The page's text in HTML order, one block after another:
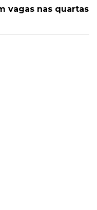
vagas nas quartas